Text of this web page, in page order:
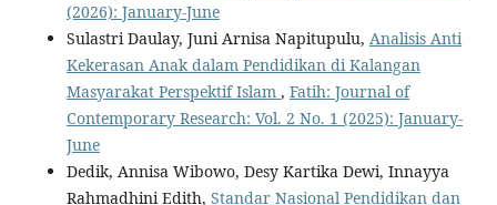
(2026): January-June
Sulastri Daulay, Juni Arnisa Napitupulu, Analisis Anti
Kekerasan Anak dalam Pendidikan di Kalangan
Masyarakat Perspektif Islam , Fatih: Journal of
Contemporary Research: Vol. 2 No. 1 (2025): January-
June
Dedik, Annisa Wibowo, Desy Kartika Dewi, Innayya
Rahmadhini Edith, Standar Nasional Pendidikan dan